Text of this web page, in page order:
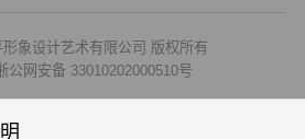
象设计艺术有限公司 版权所有
公网安备 33010202000510号